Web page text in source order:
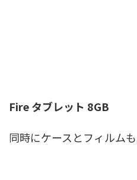
Fire タブレット 8GB
同時にケースとフィルム